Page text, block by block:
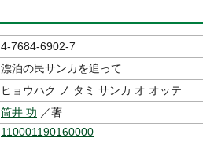
4-7684-6902-7
漂泊の民サンカを追って
ヒョウハク ノ タミ サンカ オ オッテ
筒井 功 ／著
110001190160000